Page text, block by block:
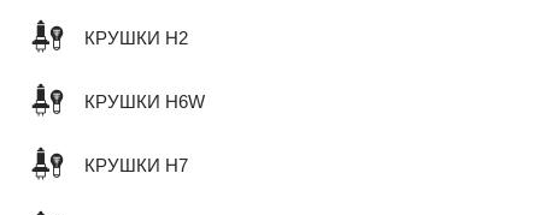
КРУШКИ H2
КРУШКИ H6W
КРУШКИ H7